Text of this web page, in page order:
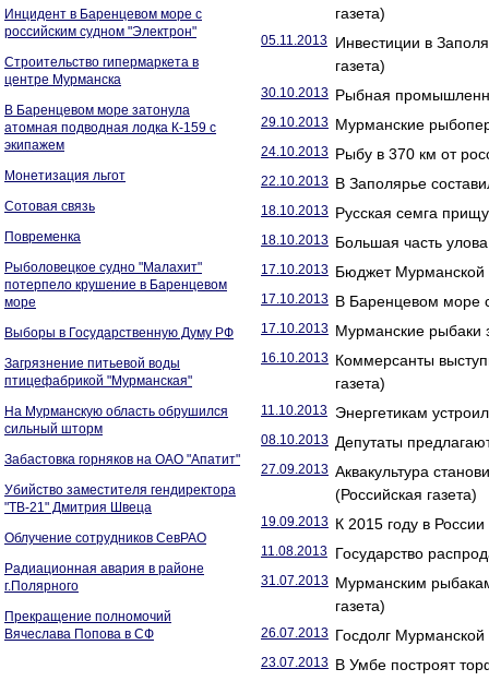
Инцидент в Баренцевом море с
российским судном "Электрон"
Строительство гипермаркета в
центре Мурманска
В Баренцевом море затонула
атомная подводная лодка К-159 с
экипажем
Монетизация льгот
Сотовая связь
Повременка
Рыболовецкое судно "Малахит"
потерпело крушение в Баренцевом
море
Выборы в Государственную Думу РФ
Загрязнение питьевой воды
птицефабрикой "Мурманская"
На Мурманскую область обрушился
сильный шторм
Забастовка горняков на ОАО "Апатит"
Убийство заместителя гендиректора
"ТВ-21" Дмитрия Швеца
Облучение сотрудников СевРАО
Радиационная авария в районе
г.Полярного
Прекращение полномочий
Вячеслава Попова в СФ
газета)
05.11.2013 Инвестиции в
газета)
30.10.2013 Рыбная
29.10.2013 Мурманские
24.10.2013 Рыбу в 370 км от
22.10.2013 В Заполярье
18.10.2013 Русская семга
18.10.2013 Большая часть
17.10.2013 Бюджет Мурманской
17.10.2013 В Баренцевом море
17.10.2013 Мурманские рыбаки
16.10.2013 Коммерсанты
газета)
11.10.2013 Энергетикам
08.10.2013 Депутаты
27.09.2013 Аквакультура
(Российская газета)
19.09.2013 К 2015 году в
11.08.2013 Государство
31.07.2013 Мурманским
газета)
26.07.2013 Госдолг
23.07.2013 В Умбе построят